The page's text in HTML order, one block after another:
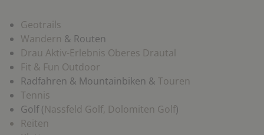
Geotrails
Wandern & Routen
Drau Aktiv-Erlebnis Oberes Drautal
Fit & Fun Outdoor
Radfahren & Mountainbiken & Touren
Tennis
Golf (Nassfeld Golf, Dolomiten Golf)
Reiten